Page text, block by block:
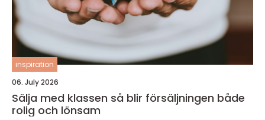
inspiration
06. July 2026
Sälja med klassen så blir försäljningen både
rolig och lönsam